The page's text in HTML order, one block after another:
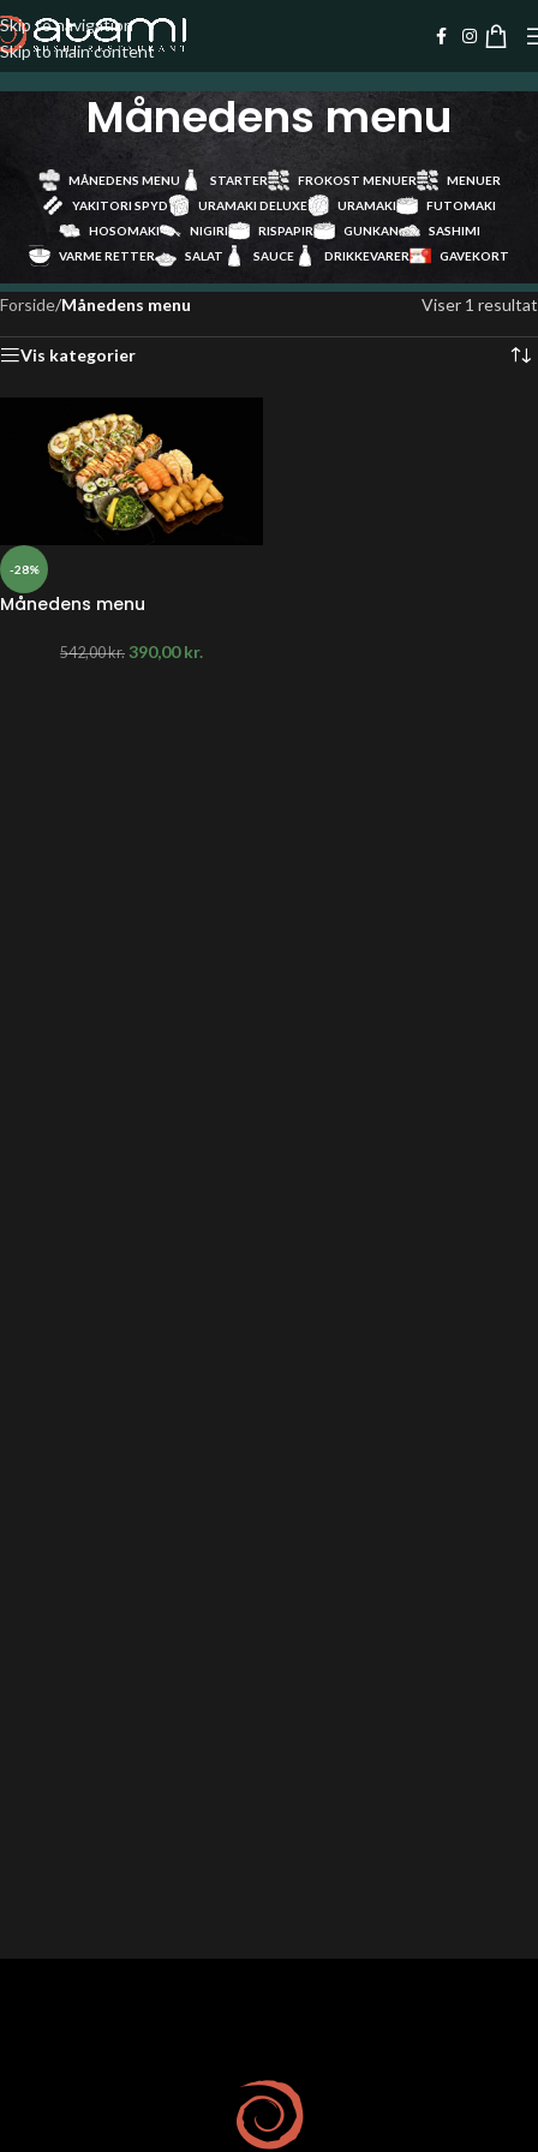
Skip to navigation
Skip to main content
Månedens menu
MÅNEDENS MENU STARTER FROKOST MENUER
MENUER
YAKITORI SPYD
URAMAKI DELUXE URAMAKI
FUTOMAKI
HOSOMAKI
NIGIRI RISPAPIR GUNKAN
SASHIMI
VARME RETTER
SALAT SAUCE DRIKKEVARER GAVEKORT
Forside/Månedens menu Viser 1 resultat
Vis kategorier
-28%
Månedens menu
542,00kr. 390,00kr.